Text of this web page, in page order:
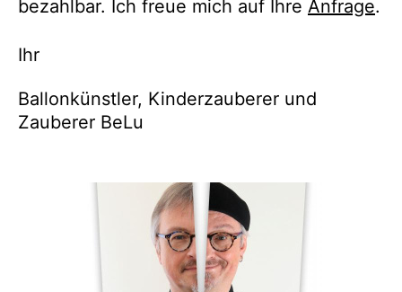
bezahlbar. Ich freue mich auf Ihre Anfrage.
Ihr
Ballonkünstler, Kinderzauberer und
Zauberer BeLu